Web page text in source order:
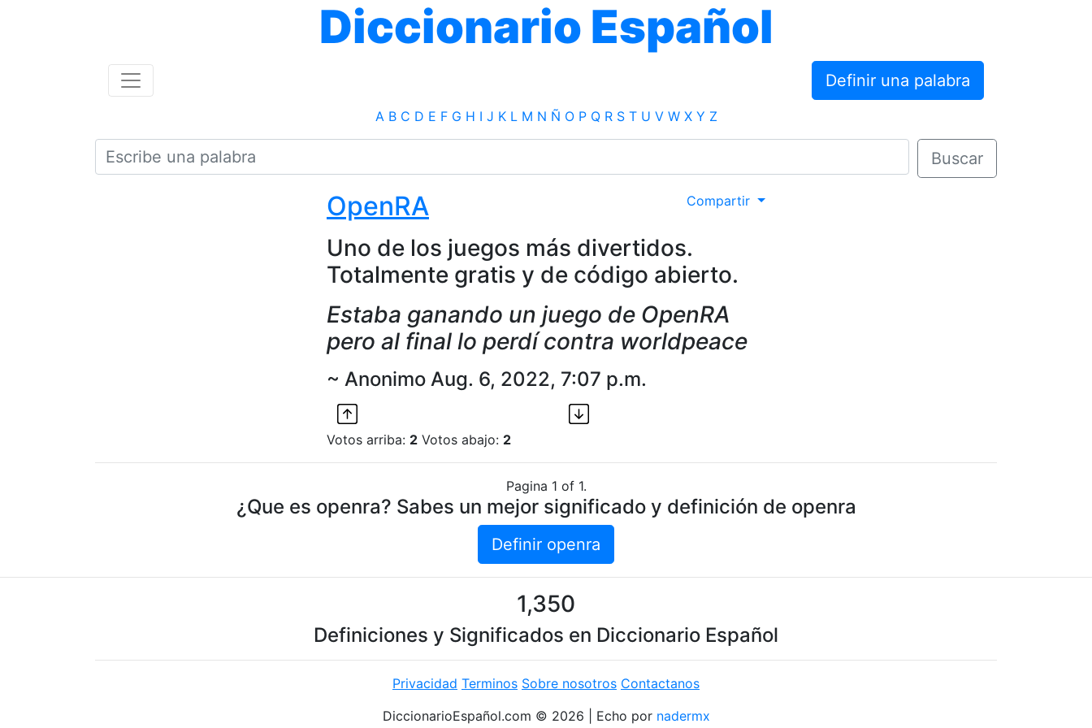
Diccionario Español
Definir una palabra
A B C D E F G H I J K L M N Ñ O P Q R S T U V W X Y Z
Buscar
Compartir
OpenRA
Uno de los juegos más divertidos.
Totalmente gratis y de código abierto.
Estaba ganando un juego de OpenRA
pero al final lo perdí contra worldpeace
~ Anonimo Aug. 6, 2022, 7:07 p.m.
Votos arriba: 2 Votos abajo: 2
Pagina 1 of 1.
¿Que es openra? Sabes un mejor significado y definición de openra
Definir openra
1,350
Definiciones y Significados en Diccionario Español
Privacidad Terminos Sobre nosotros Contactanos
DiccionarioEspañol.com © 2026 | Echo por nadermx